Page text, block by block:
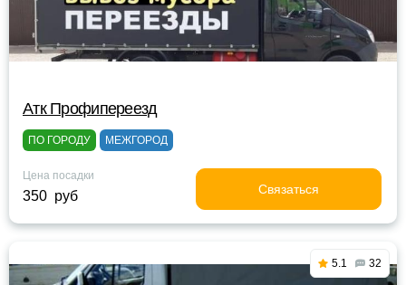
Атк Профипереезд
ПО ГОРОДУ МЕЖГОРОД
Цена посадки
350 руб Связаться
5.1 32